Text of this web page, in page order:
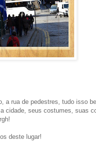
a rua de pedestres, tudo isso
cidade, seus costumes, suas
deste lugar!